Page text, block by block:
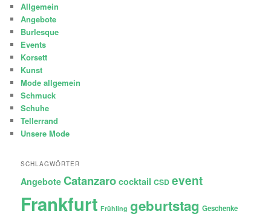
Allgemein
Angebote
Burlesque
Events
Korsett
Kunst
Mode allgemein
Schmuck
Schuhe
Tellerrand
Unsere Mode
SCHLAGWÖRTER
Angebote Catanzaro cocktail CSD event
Frankfurt Frühling geburtstag Geschenke